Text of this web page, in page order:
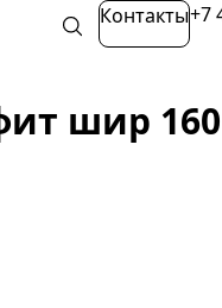
Контакты+7
шир